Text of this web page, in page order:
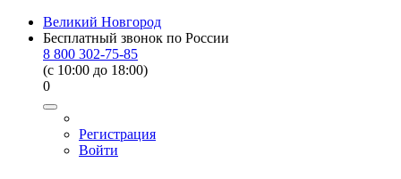
Великий Новгород
Бесплатный звонок по России
8 800 302-75-85
(c 10:00 до 18:00)
0
Регистрация
Войти